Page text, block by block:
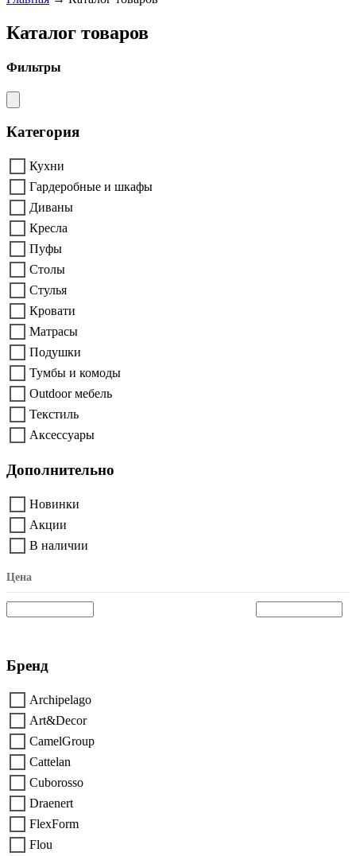
Каталог товаров
Фильтры
Категория
Кухни
Гардеробные и шкафы
Диваны
Кресла
Пуфы
Столы
Стулья
Кровати
Матрасы
Подушки
Тумбы и комоды
Outdoor мебель
Текстиль
Аксессуары
Дополнительно
Новинки
Акции
В наличии
Цена
Бренд
Archipelago
Art&Decor
CamelGroup
Cattelan
Cuborosso
Draenert
FlexForm
Flou